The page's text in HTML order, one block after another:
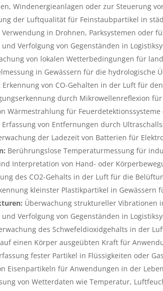
Windenergieanlagen oder zur Steuerung
der Luftqualität für Feinstaubpartikel in
Verwendung in Drohnen, Parksystemen oder
Verfolgung von Gegenständen in
von lokalen Wetterbedingungen für
in Gewässern für die hydrologische
Erkennung von CO-Gehalten in der Luft für
durch Mikrowellenreflexion
Wärmestrahlung für
Erfassung von Entfernungen durch
der Ladezeit von Batterien für
Berührungslose Temperaturmessung für
Interpretation von Hand- oder
des CO2-Gehalts in der Luft für die
kleinster Plastikpartikel in Gewässern
Überwachung struktureller Vibrationen
Verfolgung von Gegenständen in
des Schwefeldioxidgehalts in der
einen Körper ausgeübten Kraft für
fester Partikel in Flüssigkeiten oder
Eisenpartikeln für Anwendungen in der
von Wetterdaten wie Temperatur,